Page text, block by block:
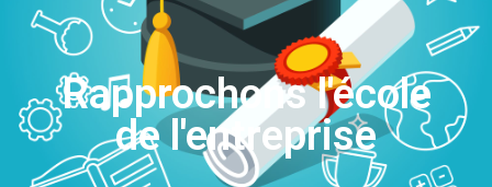
Rapprochons l'école
de l'entreprise